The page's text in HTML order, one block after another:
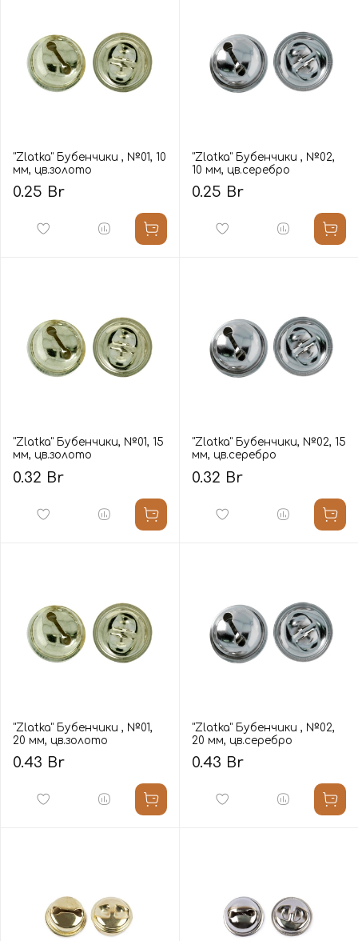
"Zlatka" Бубенчики , №01, 10
мм, цв.золото
0.25 Br
"Zlatka" Бубенчики , №02,
10 мм, цв.серебро
0.25 Br
"Zlatka" Бубенчики, №01, 15
мм, цв.золото
0.32 Br
"Zlatka" Бубенчики, №02, 15
мм, цв.серебро
0.32 Br
"Zlatka" Бубенчики , №01,
20 мм, цв.золото
0.43 Br
"Zlatka" Бубенчики , №02,
20 мм, цв.серебро
0.43 Br